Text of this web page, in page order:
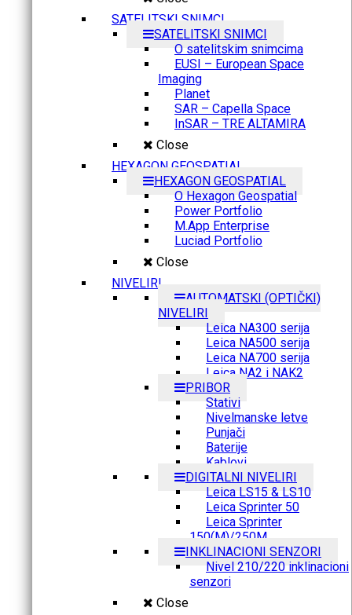
SATELITSKI SNIMCI
SATELITSKI SNIMCI
O satelitskim snimcima
EUSI – European Space
Imaging
Planet
SAR – Capella Space
InSAR – TRE ALTAMIRA
Close
HEXAGON GEOSPATIAL
HEXAGON GEOSPATIAL
O Hexagon Geospatial
Power Portfolio
M.App Enterprise
Luciad Portfolio
Close
NIVELIRI
AUTOMATSKI (OPTIČKI)
NIVELIRI
Leica NA300 serija
Leica NA500 serija
Leica NA700 serija
Leica NA2 i NAK2
PRIBOR
Stativi
Nivelmanske letve
Punjači
Baterije
Kablovi
DIGITALNI NIVELIRI
Leica LS15 & LS10
Leica Sprinter 50
Leica Sprinter
150(M)/250M
INKLINACIONI SENZORI
Nivel 210/220 inklinacioni
senzori
Close